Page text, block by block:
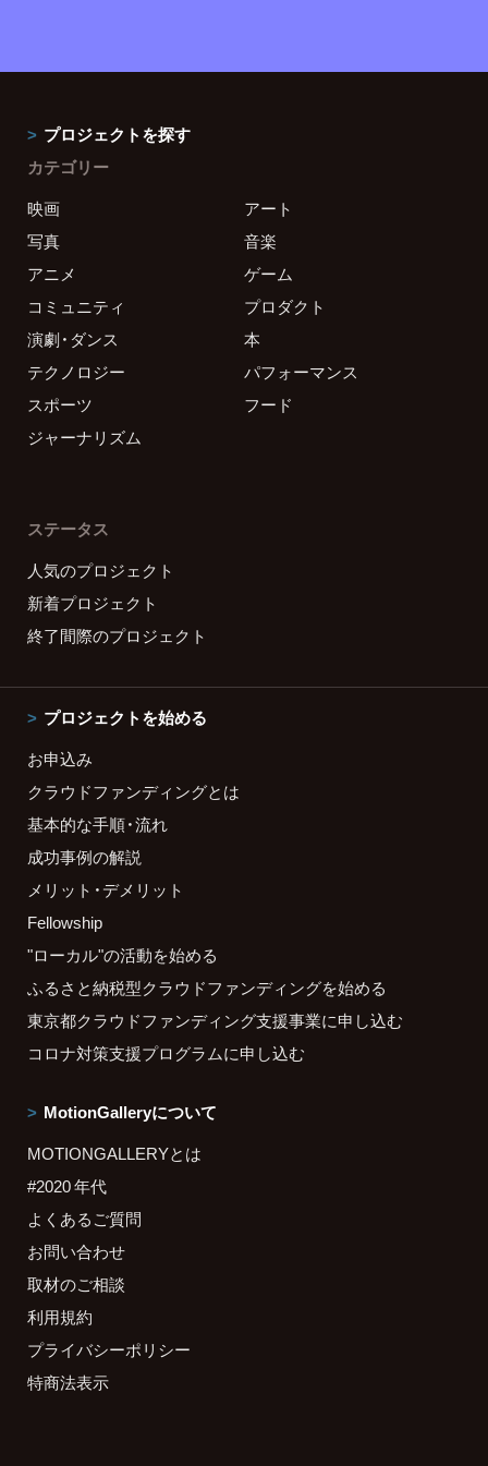
プロジェクトを探す
カテゴリー
映画
アート
写真
音楽
アニメ
ゲーム
コミュニティ
プロダクト
演劇・ダンス
本
テクノロジー
パフォーマンス
スポーツ
フード
ジャーナリズム
ステータス
人気のプロジェクト
新着プロジェクト
終了間際のプロジェクト
プロジェクトを始める
お申込み
クラウドファンディングとは
基本的な手順・流れ
成功事例の解説
メリット・デメリット
Fellowship
"ローカル"の活動を始める
ふるさと納税型クラウドファンディングを始める
東京都クラウドファンディング支援事業に申し込む
コロナ対策支援プログラムに申し込む
MotionGalleryについて
MOTIONGALLERYとは
#2020 年代
よくあるご質問
お問い合わせ
取材のご相談
利用規約
プライバシーポリシー
特商法表示